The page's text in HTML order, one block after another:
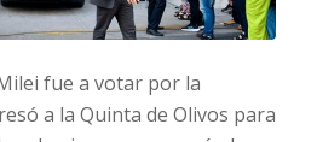
fue a votar por la
a la Quinta de Olivos para